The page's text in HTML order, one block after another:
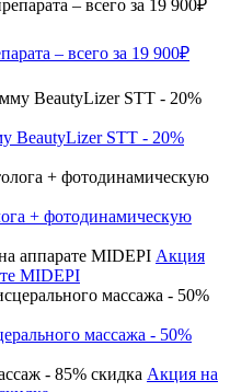
– всего за 19 900₽
BeautyLizer STT - 20%
+ фотодинамическую
Акция
MIDEPI
массажа - 50%
Акция на